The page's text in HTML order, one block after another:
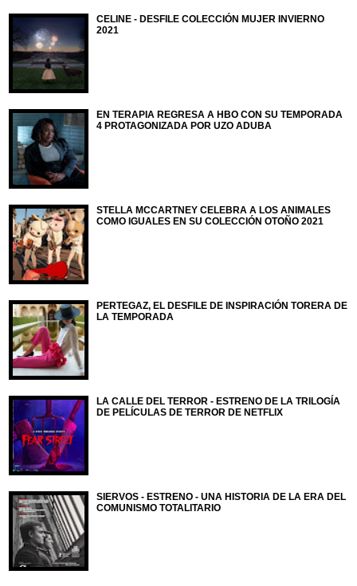
CELINE - DESFILE COLECCIÓN MUJER INVIERNO
2021
EN TERAPIA REGRESA A HBO CON SU TEMPORADA
4 PROTAGONIZADA POR UZO ADUBA
STELLA MCCARTNEY CELEBRA A LOS ANIMALES
COMO IGUALES EN SU COLECCIÓN OTOÑO 2021
PERTEGAZ, EL DESFILE DE INSPIRACIÓN TORERA DE
LA TEMPORADA
LA CALLE DEL TERROR - ESTRENO DE LA TRILOGÍA
DE PELÍCULAS DE TERROR DE NETFLIX
SIERVOS - ESTRENO - UNA HISTORIA DE LA ERA DEL
COMUNISMO TOTALITARIO